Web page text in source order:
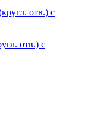
отв.) с